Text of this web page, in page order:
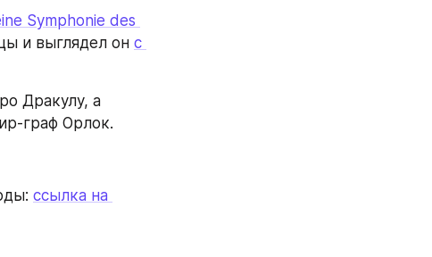
Symphonie des
и выглядел он с
граф Орлок.
ссылка на